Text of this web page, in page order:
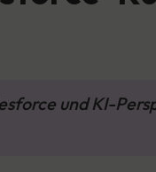
und KI-